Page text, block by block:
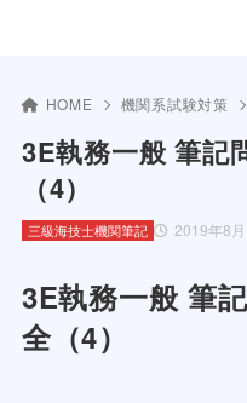
HOME 機関系試験対策
3E執務一般 筆記
（4）
2019年8
三級海技士機関筆記
3E執務一般 筆
全（4）